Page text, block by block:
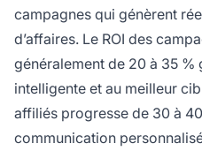
campagnes qui génèrent
d’affaires. Le ROI des
généralement de 20 à 35 %
intelligente et au meilleur
affiliés progresse de 30 à
communication